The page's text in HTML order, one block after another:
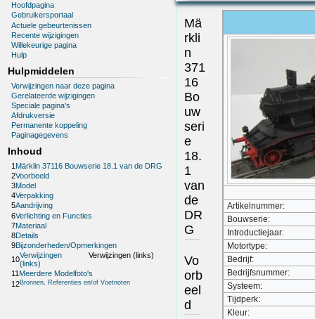
Hoofdpagina
Gebruikersportaal
Actuele gebeurtenissen
Recente wijzigingen
Willekeurige pagina
Hulp
Hulpmiddelen
Verwijzingen naar deze pagina
Gerelateerde wijzigingen
Speciale pagina's
Afdrukversie
Permanente koppeling
Paginagegevens
Inhoud
1 Märklin 37116 Bouwserie 18.1 van de DRG
2Voorbeeld
3Model
4Verpakking
5Aandrijving
6Verlichting en Functies
7Materiaal
8Details
9Bijzonderheden/Opmerkingen
10Verwijzingen
(links)
Verwijzingen (links)
11Meerdere Modelfoto's
12Bronnen, Referenties en/of Voetnoten
Artikelnummer:
Bouwserie:
Introductiejaar:
Motortype:
Bedrijf:
Bedrijfsnummer:
Systeem:
Tijdperk:
Kleur:
Mä
rkli
n
371
16
Bo
uw
seri
e
18.
1
van
de
DR
G
Vo
orb
eel
d